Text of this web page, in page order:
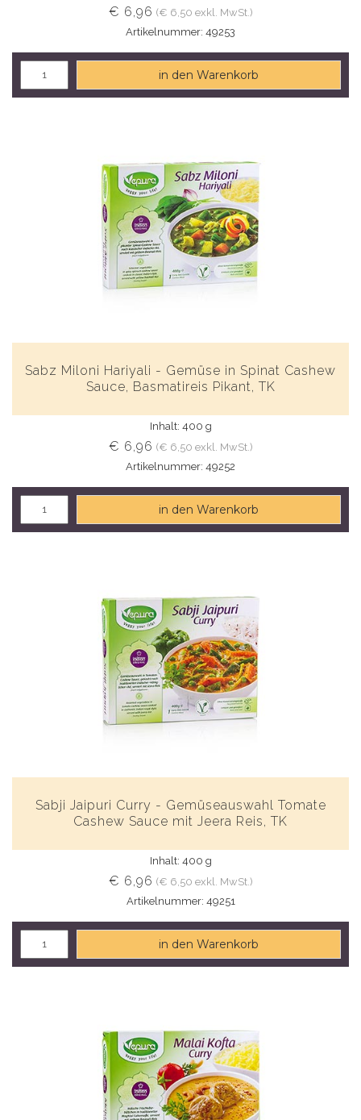
€ 6,96 (€ 6,50 exkl. MwSt.)
Artikelnummer: 49253
in den Warenkorb
Sabz Miloni Hariyali - Gemüse in Spinat Cashew
Sauce, Basmatireis Pikant, TK
Inhalt: 400 g
€ 6,96 (€ 6,50 exkl. MwSt.)
Artikelnummer: 49252
in den Warenkorb
Sabji Jaipuri Curry - Gemüseauswahl Tomate
Cashew Sauce mit Jeera Reis, TK
Inhalt: 400 g
€ 6,96 (€ 6,50 exkl. MwSt.)
Artikelnummer: 49251
in den Warenkorb